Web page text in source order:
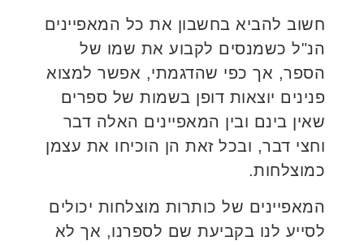
חשוב להביא בחשבון את כל המאפיינים
הנ"ל כשמנסים לקבוע את שמו של
הספר, אך כפי שהדגמתי, אפשר למצוא
פנינים יוצאות דופן בשמות של ספרים
שאין בינם ובין המאפיינים האלה דבר
וחצי דבר, ובכל זאת הן הוכיחו את עצמן
כמוצלחות.
המאפיינים של כותרות מוצלחות יכולים
לסייע לנו בקביעת שם לספרנו, אך לא